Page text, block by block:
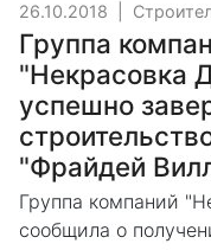
26.10.2018
Группа
"Некрасовка
успешно
"Фрайдей
Группа компаний
сообщила о